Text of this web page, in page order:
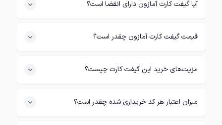
آیا گیفت کارت آمازون دارای انقضا است؟
قیمت گیفت کارت آمازون چقدر است؟
مزیت‌های خرید این گیفت کارت چیست؟
میزان اعتبار هر کد خریداری شده چقدر است؟